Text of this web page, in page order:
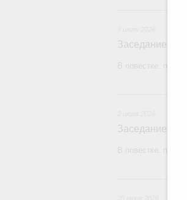
Заседание
В повестке:
Заседание
В повестке: